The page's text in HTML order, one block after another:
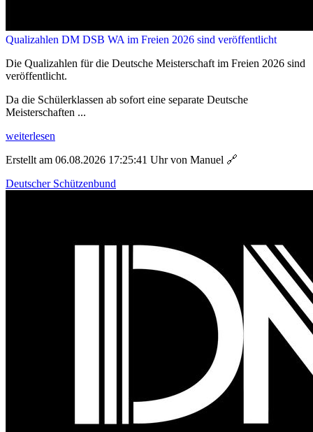
Qualizahlen DM DSB WA im Freien 2026 sind veröffentlicht
Die Qualizahlen für die Deutsche Meisterschaft im Freien 2026 sind
veröffentlicht.
Da die Schülerklassen ab sofort eine separate Deutsche
Meisterschaften ...
weiterlesen
Erstellt am 06.08.2026 17:25:41 Uhr von Manuel 🔗
Deutscher Schützenbund